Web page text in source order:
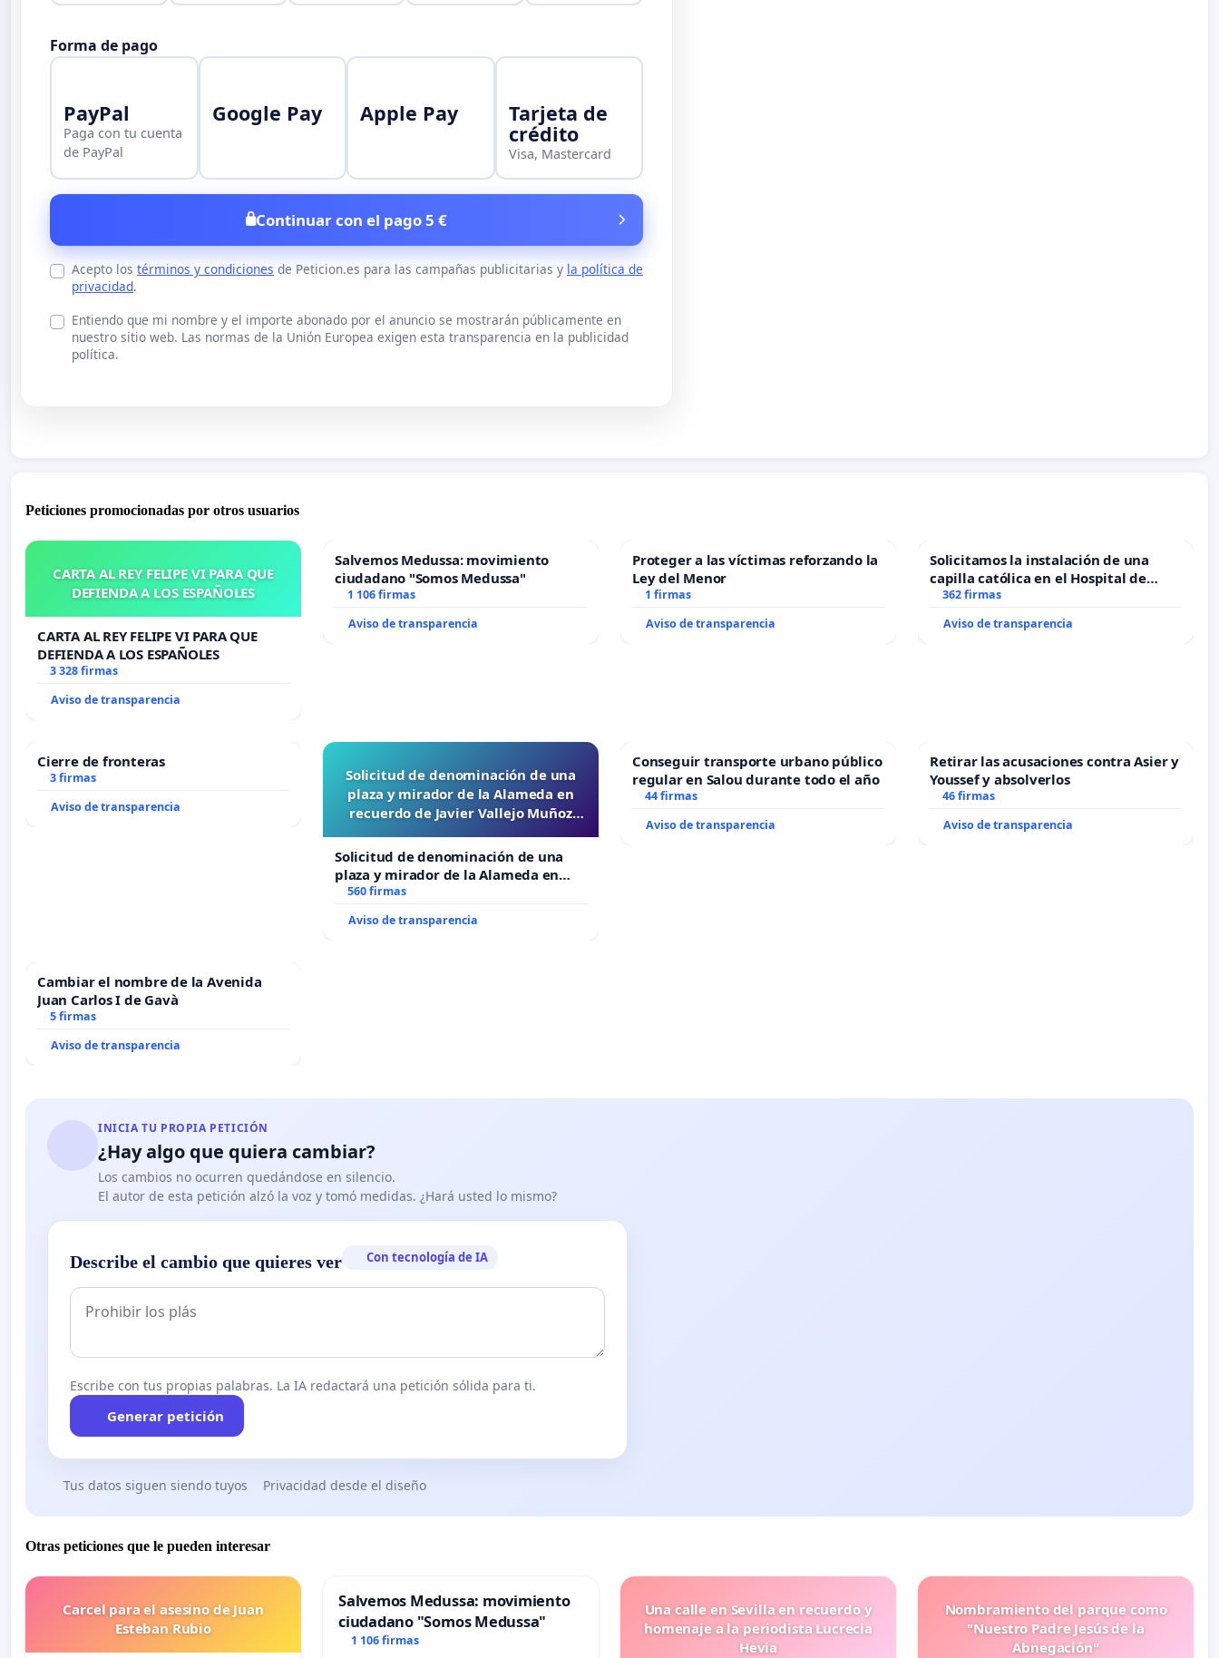
Forma de pago
PayPal
Paga con tu cuenta
de PayPal
Google Pay Apple Pay Tarjeta de
crédito
Visa, Mastercard
Continuar con el pago 5 €
Acepto los términos y condiciones de Peticion.es para las campañas publicitarias y la política de
privacidad.
Entiendo que mi nombre y el importe abonado por el anuncio se mostrarán públicamente en
nuestro sitio web. Las normas de la Unión Europea exigen esta transparencia en la publicidad
política.
Peticiones promocionadas por otros usuarios
CARTA AL REY FELIPE VI PARA QUE
DEFIENDA A LOS ESPAÑOLES
CARTA AL REY FELIPE VI PARA QUE
DEFIENDA A LOS ESPAÑOLES
3 328 firmas
Aviso de transparencia
Salvemos Medussa: movimiento
ciudadano "Somos Medussa"
1 106 firmas
Aviso de transparencia
Proteger a las víctimas reforzando la
Ley del Menor
1 firmas
Aviso de transparencia
Solicitamos la instalación de una
capilla católica en el Hospital de
Alcañiz
362 firmas
Aviso de transparencia
Cierre de fronteras
3 firmas
Aviso de transparencia
Solicitud de denominación de una
plaza y mirador de la Alameda en
recuerdo de Javier Vallejo Muñoz
Solicitud de denominación de una
plaza y mirador de la Alameda en
recuerdo de Javier Vallejo Muñoz
560 firmas
Aviso de transparencia
Conseguir transporte urbano público
regular en Salou durante todo el año
44 firmas
Aviso de transparencia
Retirar las acusaciones contra Asier y
Youssef y absolverlos
46 firmas
Aviso de transparencia
Cambiar el nombre de la Avenida
Juan Carlos I de Gavà
5 firmas
Aviso de transparencia
INICIA TU PROPIA PETICIÓN
¿Hay algo que quiera cambiar?
Los cambios no ocurren quedándose en silencio.
El autor de esta petición alzó la voz y tomó medidas. ¿Hará usted lo mismo?
Describe el cambio que quieres ver Con tecnología de IA
Escribe con tus propias palabras. La IA redactará una petición sólida para ti.
Generar petición
Tus datos siguen siendo tuyos Privacidad desde el diseño
Otras peticiones que le pueden interesar
Carcel para el asesino de Juan
Esteban Rubio
Salvemos Medussa: movimiento
ciudadano "Somos Medussa"
1 106 firmas
Una calle en Sevilla en recuerdo y
homenaje a la periodista Lucrecia
Hevia
Nombramiento del parque como
"Nuestro Padre Jesús de la
Abnegación"